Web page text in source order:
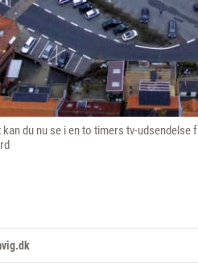
du nu se i en to timers tv-